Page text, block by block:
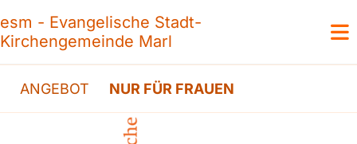
esm - Evangelische Stadt-
Kirchengemeinde Marl
ANGEBOT NUR FÜR FRAUEN